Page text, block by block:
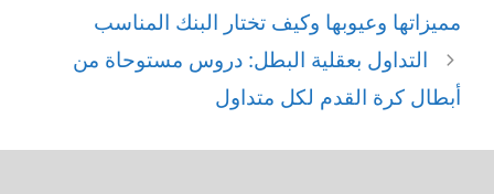
مميزاتها وعيوبها وكيف تختار البنك المناسب
التداول بعقلية البطل: دروس مستوحاة من
أبطال كرة القدم لكل متداول